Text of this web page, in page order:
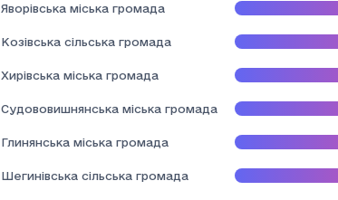
Яворівська міська громада
Козівська сільська громада
Хирівська міська громада
Судововишнянська міська громада
Глинянська міська громада
Шегинівська сільська громада